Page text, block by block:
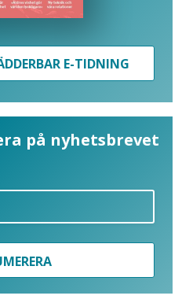
E-TIDNING
på nyhetsbrevet